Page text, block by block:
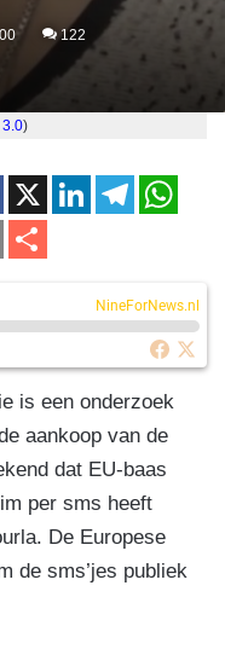
122
3.0)
F
a
c
e
o
o
k
X
Li
e
n
T
gr
a
m
s
A
E
aile
NineForNews.nl
is een onderzoek
aankoop van de
dat EU-baas
per sms heeft
De Europese
de sms’jes publiek